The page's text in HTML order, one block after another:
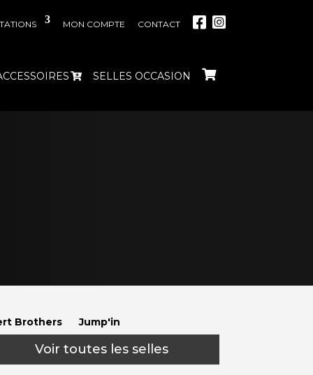
MON COMPTE CONTACT
SELLES OCCASION P
Brothers Jump'in
Voir toutes les selles